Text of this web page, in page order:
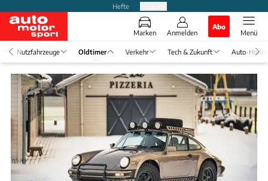
Hefte
Marken Anmelden
Abo
Menü
Nutzfahrzeuge Oldtimer Verkehr Tech & Zukunft Auto-